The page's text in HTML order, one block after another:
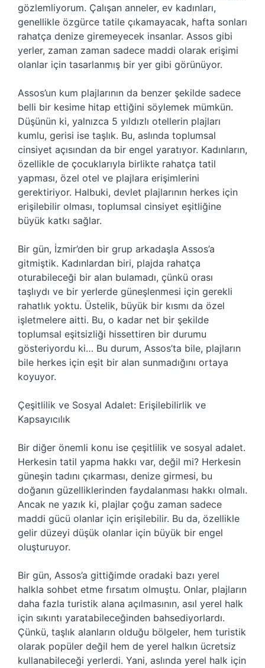
gözlemliyorum. Çalışan anneler, ev kadınları,
genellikle özgürce tatile çıkamayacak, hafta sonları
rahatça denize giremeyecek insanlar. Assos gibi
yerler, zaman zaman sadece maddi olarak erişimi
olanlar için tasarlanmış bir yer gibi görünüyor.
Assos’un kum plajlarının da benzer şekilde sadece
belli bir kesime hitap ettiğini söylemek mümkün.
Düşünün ki, yalnızca 5 yıldızlı otellerin plajları
kumlu, gerisi ise taşlık. Bu, aslında toplumsal
cinsiyet açısından da bir engel yaratıyor. Kadınların,
özellikle de çocuklarıyla birlikte rahatça tatil
yapması, özel otel ve plajlara erişimlerini
gerektiriyor. Halbuki, devlet plajlarının herkes için
erişilebilir olması, toplumsal cinsiyet eşitliğine
büyük katkı sağlar.
Bir gün, İzmir’den bir grup arkadaşla Assos’a
gitmiştik. Kadınlardan biri, plajda rahatça
oturabileceği bir alan bulamadı, çünkü orası
taşlıydı ve bir yerlerde güneşlenmesi için gerekli
rahatlık yoktu. Üstelik, büyük bir kısmı da özel
işletmelere aitti. Bu, o kadar net bir şekilde
toplumsal eşitsizliği hissettiren bir durumu
gösteriyordu ki… Bu durum, Assos’ta bile, plajların
bile herkes için eşit bir alan sunmadığını ortaya
koyuyor.
Çeşitlilik ve Sosyal Adalet: Erişilebilirlik ve
Kapsayıcılık
Bir diğer önemli konu ise çeşitlilik ve sosyal adalet.
Herkesin tatil yapma hakkı var, değil mi? Herkesin
güneşin tadını çıkarması, denize girmesi, bu
doğanın güzelliklerinden faydalanması hakkı olmalı.
Ancak ne yazık ki, plajlar çoğu zaman sadece
maddi gücü olanlar için erişilebilir. Bu da, özellikle
gelir düzeyi düşük olanlar için büyük bir engel
oluşturuyor.
Bir gün, Assos’a gittiğimde oradaki bazı yerel
halkla sohbet etme fırsatım olmuştu. Onlar, plajların
daha fazla turistik alana açılmasının, asıl yerel halk
için sıkıntı yaratabileceğinden bahsediyorlardı.
Çünkü, taşlık alanların olduğu bölgeler, hem turistik
olarak popüler değil hem de yerel halkın ücretsiz
kullanabileceği yerlerdi. Yani, aslında yerel halk için